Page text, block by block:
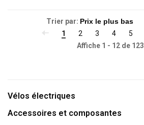
Trier par:
1
2 3 4 5
Affiche 1 - 12 de 123
Vélos électriques
Accessoires et composantes